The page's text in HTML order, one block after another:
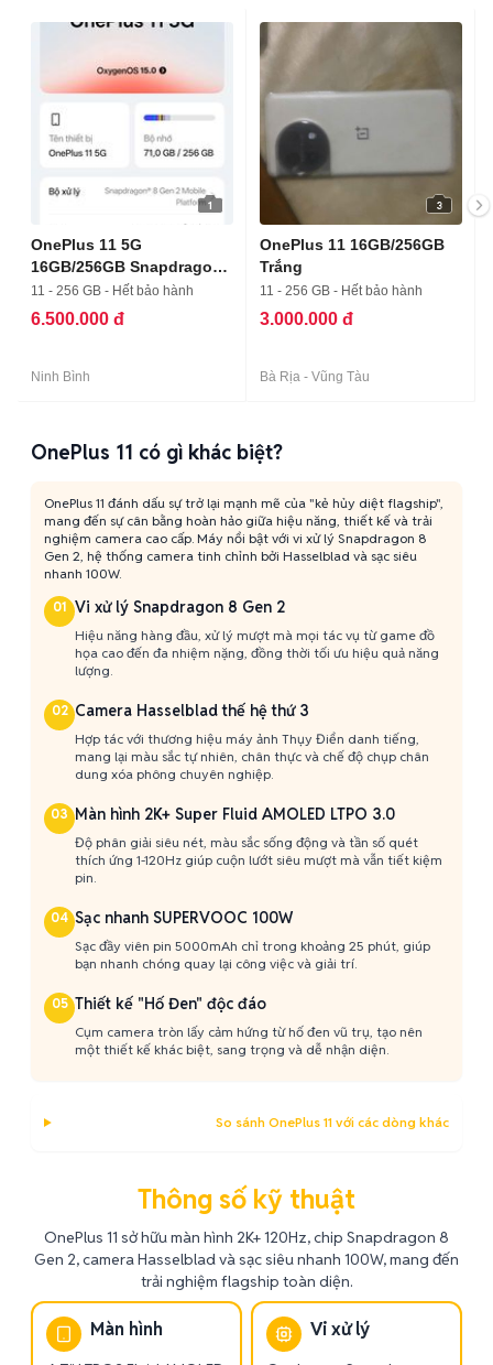
1
OnePlus 11 5G
16GB/256GB Snapdragon
8 Gen 2
11 - 256 GB - Hết bảo hành
6.500.000 đ
Ninh Bình
3
OnePlus 11 16GB/256GB
Trắng
11 - 256 GB - Hết bảo hành
3.000.000 đ
Bà Rịa - Vũng Tàu
OnePlus 11 có gì khác biệt?
OnePlus 11 đánh dấu sự trở lại mạnh mẽ của "kẻ hủy diệt flagship",
mang đến sự cân bằng hoàn hảo giữa hiệu năng, thiết kế và trải
nghiệm camera cao cấp. Máy nổi bật với vi xử lý Snapdragon 8
Gen 2, hệ thống camera tinh chỉnh bởi Hasselblad và sạc siêu
nhanh 100W.
01 Vi xử lý Snapdragon 8 Gen 2
Hiệu năng hàng đầu, xử lý mượt mà mọi tác vụ từ game đồ
họa cao đến đa nhiệm nặng, đồng thời tối ưu hiệu quả năng
lượng.
02 Camera Hasselblad thế hệ thứ 3
Hợp tác với thương hiệu máy ảnh Thụy Điển danh tiếng,
mang lại màu sắc tự nhiên, chân thực và chế độ chụp chân
dung xóa phông chuyên nghiệp.
03 Màn hình 2K+ Super Fluid AMOLED LTPO 3.0
Độ phân giải siêu nét, màu sắc sống động và tần số quét
thích ứng 1-120Hz giúp cuộn lướt siêu mượt mà vẫn tiết kiệm
pin.
04 Sạc nhanh SUPERVOOC 100W
Sạc đầy viên pin 5000mAh chỉ trong khoảng 25 phút, giúp
bạn nhanh chóng quay lại công việc và giải trí.
05 Thiết kế "Hố Đen" độc đáo
Cụm camera tròn lấy cảm hứng từ hố đen vũ trụ, tạo nên
một thiết kế khác biệt, sang trọng và dễ nhận diện.
So sánh OnePlus 11 với các dòng khác
Thông số kỹ thuật
OnePlus 11 sở hữu màn hình 2K+ 120Hz, chip Snapdragon 8
Gen 2, camera Hasselblad và sạc siêu nhanh 100W, mang đến
trải nghiệm flagship toàn diện.
Màn hình Vi xử lý